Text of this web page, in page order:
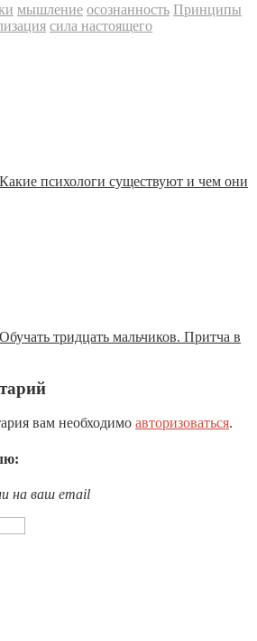
мышление осознанность Принципы
сила настоящего
Какие психологи существуют и чем они
Обучать тридцать мальчиков. Притча в
вам необходимо авторизоваться.
на ваш email